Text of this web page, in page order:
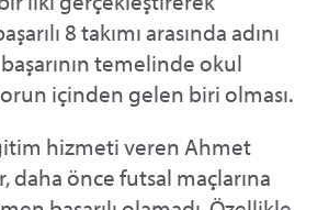
8 takımı arasında adını
temelinde okul
içinden gelen biri olması.
hizmeti veren Ahmet
daha önce futsal maçlarına